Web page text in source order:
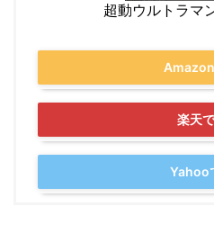
超動ウルトラマ
楽天
Yahoo